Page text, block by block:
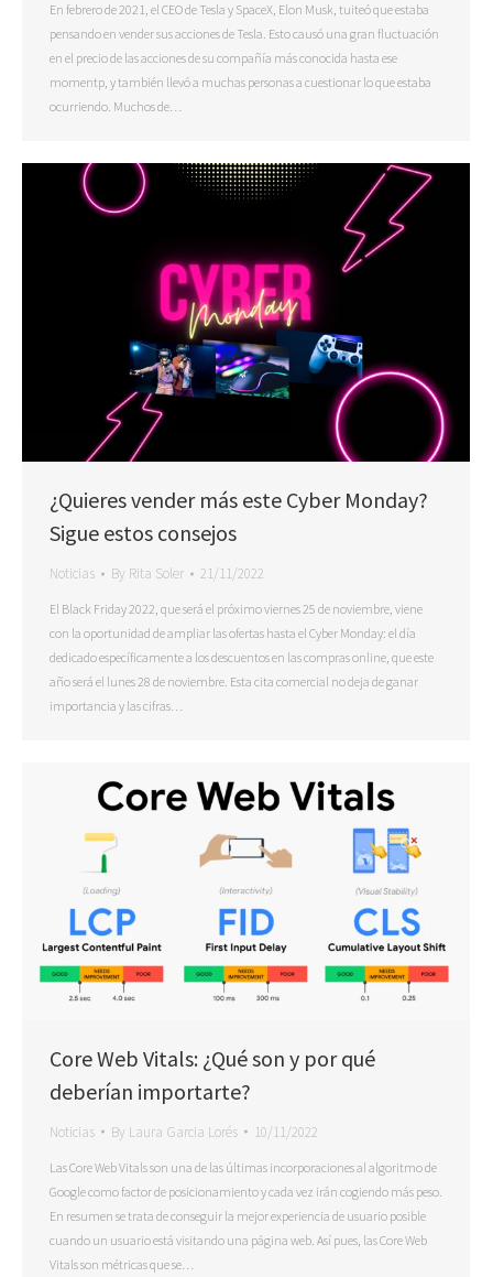
En febrero de 2021, el CEO de Tesla y SpaceX, Elon Musk, tuiteó que estaba
pensando en vender sus acciones de Tesla. Esto causó una gran fluctuación
en el precio de las acciones de su compañía más conocida hasta ese
momentp, y también llevó a muchas personas a cuestionar lo que estaba
ocurriendo. Muchos de…
¿Quieres vender más este Cyber Monday?
Sigue estos consejos
Noticias By Rita Soler 21/11/2022
El Black Friday 2022, que será el próximo viernes 25 de noviembre, viene
con la oportunidad de ampliar las ofertas hasta el Cyber ​​Monday: el día
dedicado específicamente a los descuentos en las compras online, que este
año será el lunes 28 de noviembre. Esta cita comercial no deja de ganar
importancia y las cifras…
Core Web Vitals: ¿Qué son y por qué
deberían importarte?
Noticias By Laura Garcia Lorés 10/11/2022
Las Core Web Vitals son una de las últimas incorporaciones al algoritmo de
Google como factor de posicionamiento y cada vez irán cogiendo más peso.
En resumen se trata de conseguir la mejor experiencia de usuario posible
cuando un usuario está visitando una página web. Así pues, las Core Web
Vitals son métricas que se…